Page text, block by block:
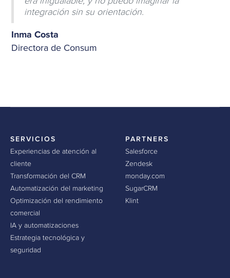
integración sin su orientación.
Inma Costa
Directora de Consum
SERVICIOS
Experiencias de atención al
cliente
Transformación del CRM
Automatización del marketing
Optimización del rendimiento
comercial
IA y automatizaciones
Estrategia tecnológica y
seguridad
PARTNERS
Salesforce
Zendesk
monday.com
SugarCRM
Klint